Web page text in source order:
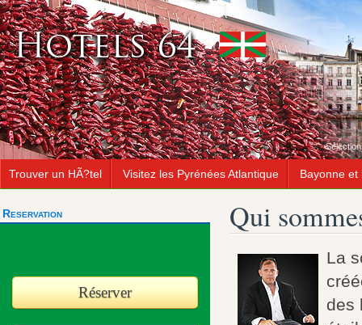
Trouver un HÃ?tel Visitez les Pyrénées Atlantique Bayonne et
Reservation
Réserver
Qui
La
des